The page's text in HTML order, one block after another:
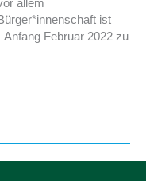
ist
Februar 2022 zu